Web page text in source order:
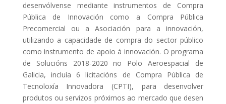
desenvólvense mediante instrumentos de Compra
Pública de Innovación como a Compra Pública
Precomercial ou a Asociación para a innovación,
utilizando a capacidade de compra do sector público
como instrumento de apoio á innovación. O programa
de Solucións 2018-2020 no Polo Aeroespacial de
Galicia, incluía 6 licitacións de Compra Pública de
Tecnoloxía Innovadora (CPTI), para desenvolver
produtos ou servizos próximos ao mercado que desen